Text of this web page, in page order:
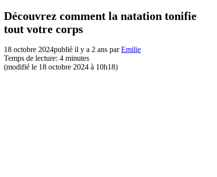
Découvrez comment la natation tonifie
tout votre corps
18 octobre 2024publié il y a 2 ans parEmilie
Temps de lecture: 4 minutes
(modifié le 18 octobre 2024 à 10h18)